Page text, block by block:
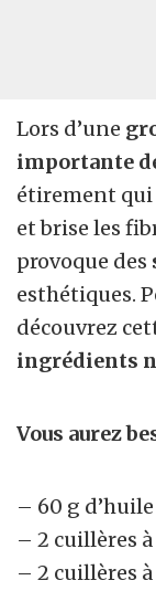
Lors d’une
importante
étirement qui
et brise les
provoque des
esthétiques.
découvrez
ingrédients
Vous aurez
– 60 g
– 2 cuillères
– 2 cuillères